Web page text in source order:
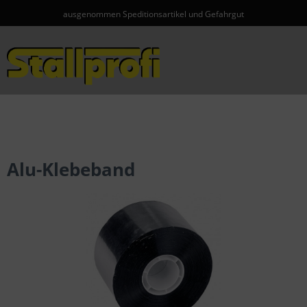
ausgenommen Speditionsartikel und Gefahrgut
Alu-Klebeband